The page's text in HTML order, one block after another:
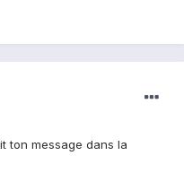
ton message dans la